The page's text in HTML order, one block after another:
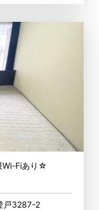
Wi-Fiあり☆
戸3287-2